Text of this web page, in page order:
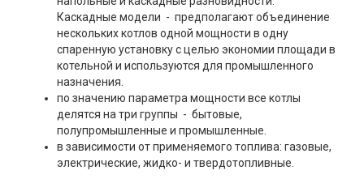
Каскадные модели - предполагают объединение
нескольких котлов одной мощности в одну
спаренную установку с целью экономии площади в
котельной и используются для промышленного
назначения.
по значению параметра мощности все котлы
делятся на три группы - бытовые,
полупромышленные и промышленные.
в зависимости от применяемого топлива: газовые,
электрические, жидко- и твердотопливные.